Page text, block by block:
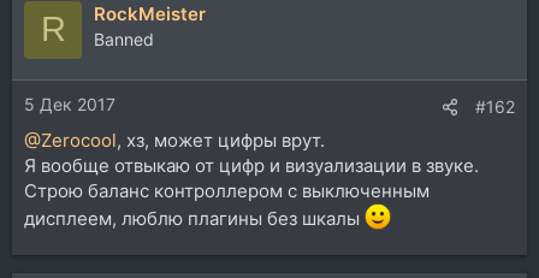
R RockMeister
Banned
5 Дек 2017 #162
@Zerocool, хз, может цифры врут.
Я вообще отвыкаю от цифр и визуализации в звуке.
Строю баланс контроллером с выключенным
дисплеем, люблю плагины без шкалы